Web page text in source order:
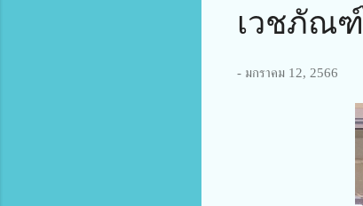
เวชภัณ
- มกราคม 12, 2566